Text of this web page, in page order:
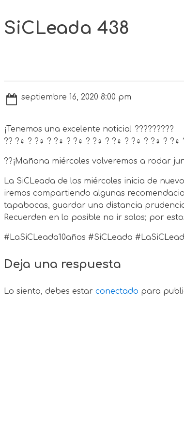
SiCLeada 438
septiembre 16, 2020 8:00 pm
¡Tenemos una excelente noticia! ?????????
?? ?‍♀️ ? ?‍♀️ ? ?‍♀️ ? ?‍♀️ ? ?‍♀️ ? ?‍♀️ ? ?‍♀️ ? ?‍♀️ ? ?‍♀️
??¡Mañana miércoles volveremos a rodar
La SiCLeada de los miércoles inicia de
iremos compartiendo algunas
tapabocas, guardar una distancia
Recuerden en lo posible no ir solos; por
#LaSiCLeada10años #SiCLeada
Deja una respuesta
Lo siento, debes estar conectado para